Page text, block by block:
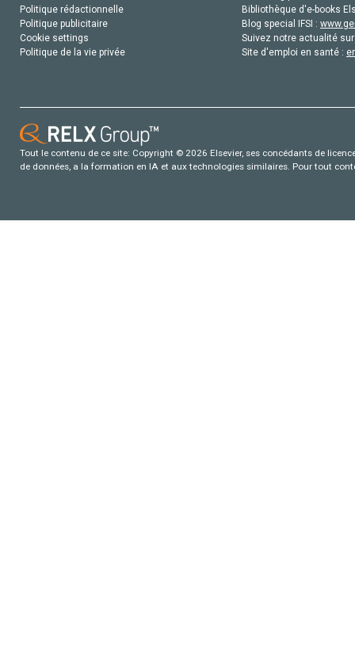
Politique rédactionnelle
Politique publicitaire
Cookie settings
Politique de la vie privée
Bibliothèque d'e-books
Blog special IFSI :
Suivez notre actualité
Site d'emploi en santé :
Tout le contenu de ce site: Copyright © 2026 Elsevier, ses concédants de
de données, a la formation en IA et aux technologies similaires. Pour tout